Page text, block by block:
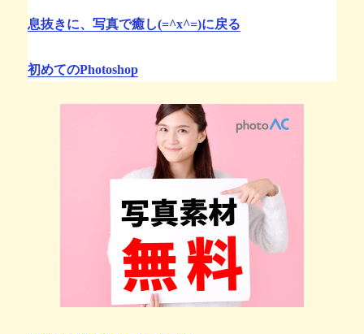
息抜きに、写真で癒し(=^x^=)に戻る
初めてのPhotoshop